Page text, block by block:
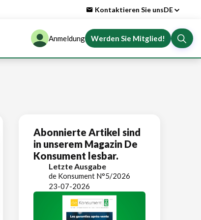
Kontaktieren Sie unsDE
Anmeldung Werden Sie Mitglied!
Abonnierte Artikel sind
in unserem Magazin De
Konsument lesbar.
Letzte Ausgabe
de Konsument N°5/2026
23-07-2026